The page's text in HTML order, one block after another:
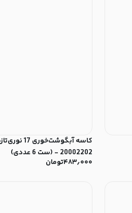
کاسه
20002202 - (ست 6 عددی)
۴۸۳٫۰۰۰تومان